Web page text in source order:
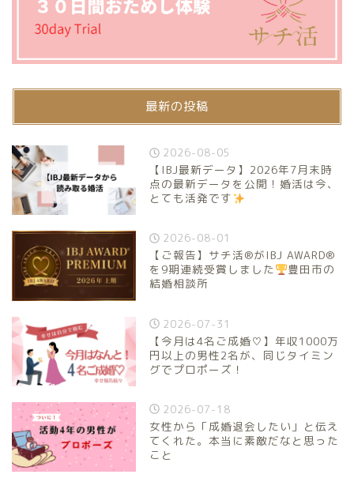
最新の投稿
2026-08-05
【IBJ最新データ】2026年7月末時
点の最新データを公開！婚活は今、
とても活発です
2026-08-01
【ご報告】サチ活®がIBJ AWARD®
を9期連続受賞しました
豊田市の
結婚相談所
2026-07-31
【今月は4名ご成婚♡】年収1000万
円以上の男性2名が、同じタイミン
グでプロポーズ！
2026-07-18
女性から「成婚退会したい」と伝え
てくれた。本当に素敵だなと思った
こと